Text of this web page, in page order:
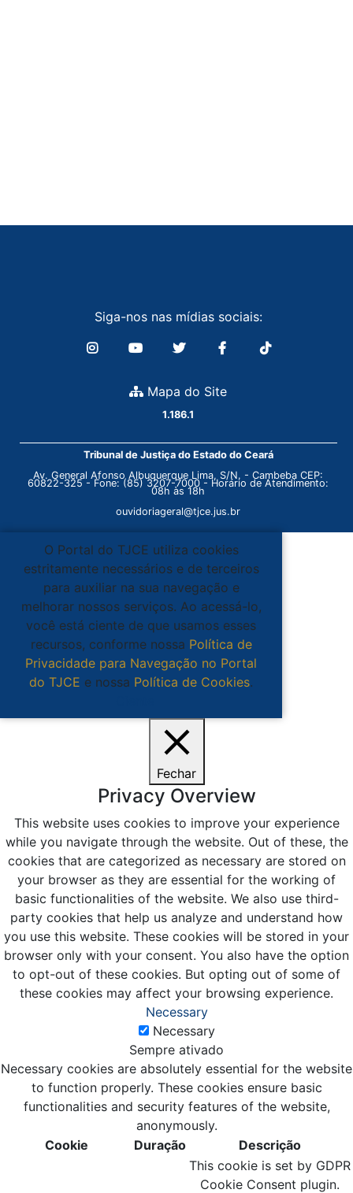
Siga-nos nas mídias sociais:
Mapa do Site
1.186.1
Tribunal de Justiça do Estado do Ceará
Av. General Afonso Albuquerque Lima, S/N. - Cambeba CEP:
60822-325 - Fone: (85) 3207-7000 - Horário de Atendimento:
08h às 18h
ouvidoriageral@tjce.jus.br
O Portal do TJCE utiliza cookies
estritamente necessários e de terceiros
para auxiliar na sua navegação e
melhorar nossos serviços. Ao acessá-lo,
você está ciente de que usamos esses
recursos, conforme nossa Política de
Privacidade para Navegação no Portal
do TJCE e nossa Política de Cookies.
Fechar
Privacy Overview
This website uses cookies to improve your experience
while you navigate through the website. Out of these, the
cookies that are categorized as necessary are stored on
your browser as they are essential for the working of
basic functionalities of the website. We also use third-
party cookies that help us analyze and understand how
you use this website. These cookies will be stored in your
browser only with your consent. You also have the option
to opt-out of these cookies. But opting out of some of
these cookies may affect your browsing experience.
Necessary
Necessary
Sempre ativado
Necessary cookies are absolutely essential for the website
to function properly. These cookies ensure basic
functionalities and security features of the website,
anonymously.
Cookie
Duração Descrição
This cookie is set by GDPR
Cookie Consent plugin.